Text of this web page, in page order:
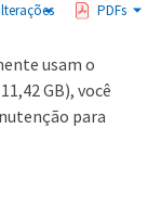
PDFs
usam o
GB), você
para